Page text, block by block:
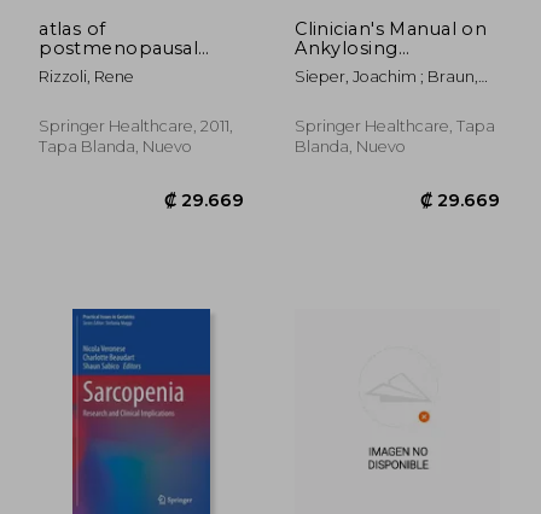
atlas of
postmenopausal
osteoporosis: third
edition (en Inglés)
Rizzoli, Rene
Springer Healthcare, 2011,
Tapa Blanda, Nuevo
Clinician's Manual on
Ankylosing
Spondylitis (en
Inglés)
Sieper, Joachim ; Braun,
Springer Healthcare, Tapa
Blanda, Nuevo